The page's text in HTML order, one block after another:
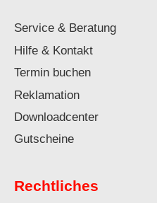
Service & Beratung
Hilfe & Kontakt
Termin buchen
Reklamation
Downloadcenter
Gutscheine
Rechtliches